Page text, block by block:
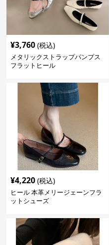
¥3,760 (税込)
メタリックストラップパンプス
フラットヒール
¥4,220 (税込)
ヒール 本革メリージェーンフラ
ットシューズ